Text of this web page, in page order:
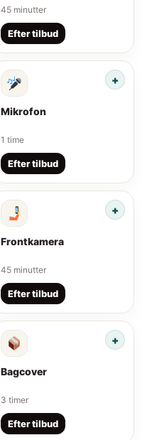
45 minutter
Efter tilbud
Mikrofon
1 time
Efter tilbud
Frontkamera
45 minutter
Efter tilbud
Bagcover
3 timer
Efter tilbud